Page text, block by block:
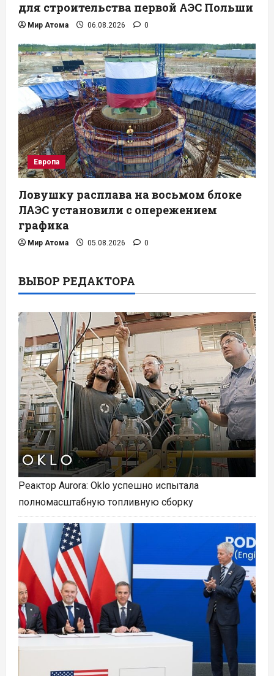
для строительства первой АЭС Польши
Мир Атома 06.08.2026 0
Европа
Ловушку расплава на восьмом блоке
ЛАЭС установили с опережением
графика
Мир Атома 05.08.2026 0
ВЫБОР РЕДАКТОРА
Реактор Aurora: Oklo успешно испытала
полномасштабную топливную сборку